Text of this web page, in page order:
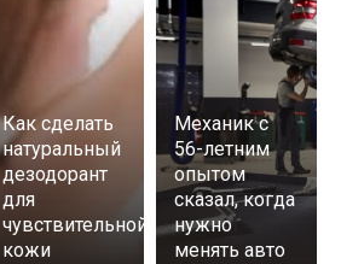
Как сделать
натуральный
дезодорант
для
чувствительной
кожи
Механик с
56-летним
опытом
сказал, когда
нужно
менять авто